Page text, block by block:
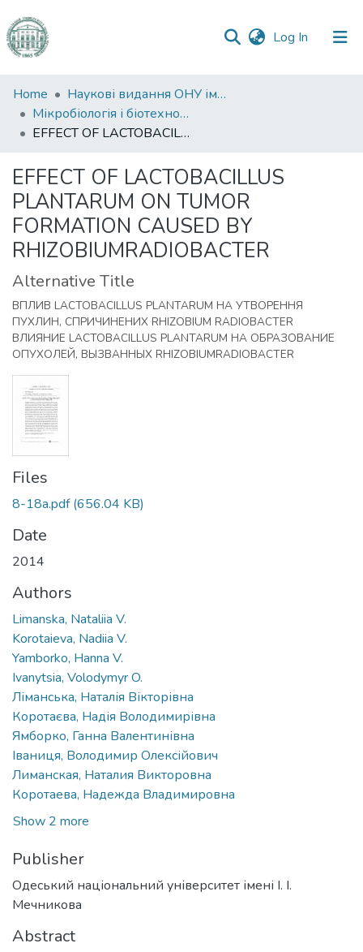
Log In (current)
Communities
&
Collections
Statistics
Home
Наукові видання ОНУ імені І. І. Мечникова
Мікробіологія і біотехнологія
EFFECT OF LACTOBACILLUS PLANTARUM ON TUMOR FORMATION CAUSED BY RHIZOBIUMRADIOBACTER
EFFECT OF LACTOBACILLUS
PLANTARUM ON TUMOR
FORMATION CAUSED BY
RHIZOBIUMRADIOBACTER
Alternative Title
ВПЛИВ LACTOBACILLUS PLANTARUM НА УТВОРЕННЯ
ПУХЛИН, СПРИЧИНЕНИХ RHIZOBIUM RADIOBACTER
ВЛИЯНИЕ LACTOBACILLUS PLANTARUM НА ОБРАЗОВАНИЕ
ОПУХОЛЕЙ, ВЫЗВАННЫХ RHIZOBIUMRADIOBACTER
Files
8-18a.pdf(656.04 KB)
Date
2014
Authors
Limanska, Nataliia V.
Korotaieva, Nadiia V.
Yamborko, Hanna V.
Ivanytsia, Volodymyr O.
Ліманська, Наталія Вікторівна
Коротаєва, Надія Володимирівна
Ямборко, Ганна Валентинівна
Іваниця, Володимир Олексійович
Лиманская, Наталия Викторовна
Коротаева, Надежда Владимировна
Show 2 more
Publisher
Одеський національний університет імені І. І.
Мечникова
Abstract